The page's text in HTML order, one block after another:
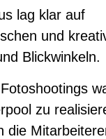
lag klar auf
und
Blickwinkeln.
zu
die